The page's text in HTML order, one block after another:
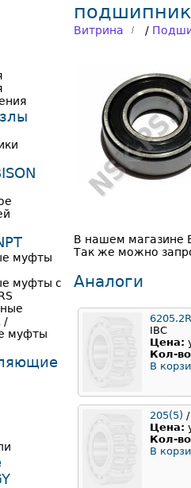
подшипник
Витрина /
В нашем магазине
Так же можно
Аналоги
IBC
Цена:
Кол-
В
205(5)
Цена:
Кол-
В
муфты
муфты с
/
муфты